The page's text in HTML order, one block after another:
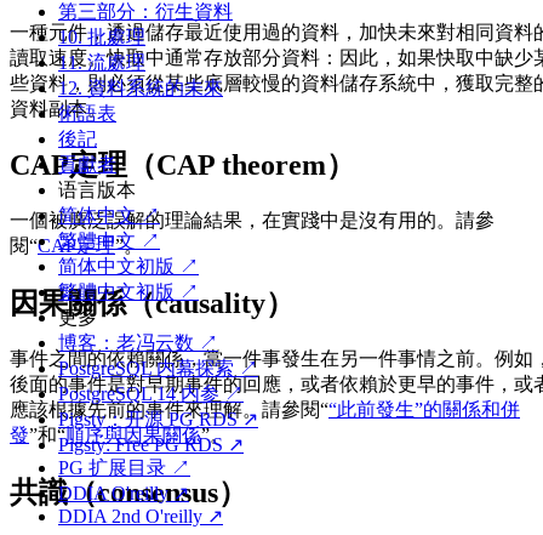
第三部分：衍生資料
10. 批處理
11. 流處理
12. 資料系統的未來
術語表
後記
貢獻者
语言版本
简体中文 ↗
繁體中文 ↗
简体中文初版 ↗
繁體中文初版 ↗
更多
博客：老冯云数 ↗
PostgreSQL 内幕探索 ↗
PostgreSQL 14 内参 ↗
Pigsty：开源 PG RDS ↗
Pigsty: Free PG RDS ↗
PG 扩展目录 ↗
DDIA O'reilly ↗
DDIA 2nd O'reilly ↗
一種元件，透過儲存最近使用過的資料，加快未來對相同資料
讀取速度。快取中通常存放部分資料：因此，如果快取中缺少
些資料，則必須從某些底層較慢的資料儲存系統中，獲取完整
資料副本。
CAP定理（CAP theorem）
一個被廣泛誤解的理論結果，在實踐中是沒有用的。請參
閱“CAP定理”。
因果關係（causality）
事件之間的依賴關係，當一件事發生在另一件事情之前。例如
後面的事件是對早期事件的回應，或者依賴於更早的事件，或
應該根據先前的事件來理解。請參閱““此前發生”的關係和併
發”和“順序與因果關係”。
共識（consensus）